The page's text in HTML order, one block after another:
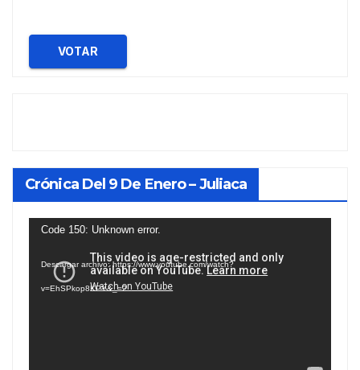
VOTAR
Crónica Del 9 De Enero – Juliaca
Reproductor
vídeo
Code 150: Unknown error.
Descargar archivo: https://www.youtube.com/watch?
v=EhSPkop8KPY&_=2